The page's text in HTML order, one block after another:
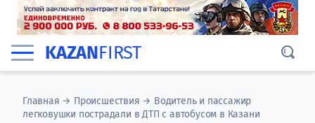
KAZANFIRST
Главная → Происшествия → Водитель и пассажир
легковушки пострадали в ДТП с автобусом в Казани